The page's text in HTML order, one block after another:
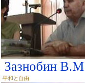
Зазнобин
平和と自由